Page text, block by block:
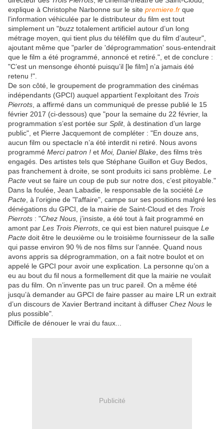
explique à Christophe Narbonne sur le site premiere.fr que
l'information véhiculée par le distributeur du film est tout
simplement un "buzz totalement artificiel autour d’un long
métrage moyen, qui tient plus du téléfilm que du film d’auteur",
ajoutant même que "parler de 'déprogrammation' sous-entendrait
que le film a été programmé, annoncé et retiré.", et de conclure :
"C’est un mensonge éhonté puisqu’il [le film] n’a jamais été
retenu !".
De son côté, le groupement de programmation des cinémas
indépendants (GPCI) auquel appartient l'exploitant des Trois
Pierrots , a affirmé dans un communiqué de presse publié le 15
février 2017 (ci-dessous) que "pour la semaine du 22 février, la
programmation s’est portée sur Split, à destination d’un large
public", et Pierre Jacquemont de compléter : "En douze ans,
aucun film ou spectacle n’a été interdit ni retiré. Nous avons
programmé Merci patron ! et Moi, Daniel Blake , des films très
engagés. Des artistes tels que Stéphane Guillon et Guy Bedos,
pas franchement à droite, se sont produits ici sans problème. Le
Pacte veut se faire un coup de pub sur notre dos, c’est pitoyable."
Dans la foulée, Jean Labadie, le responsable de la société Le
Pacte , à l'origine de "l'affaire", campe sur ses positions malgré les
dénégations du GPCI, de la mairie de Saint-Cloud et des Trois
Pierrots : "Chez Nous, j’insiste, a été tout à fait programmé en
amont par Les Trois Pierrots , ce qui est bien naturel puisque Le
Pacte doit être le deuxième ou le troisième fournisseur de la salle
qui passe environ 90 % de nos films sur l’année. Quand nous
avons appris sa déprogrammation, on a fait notre boulot et on
appelé le GPCI pour avoir une explication. La personne qu’on a
eu au bout du fil nous a formellement dit que la mairie ne voulait
pas du film. On n’invente pas un truc pareil. On a même été
jusqu’à demander au GPCI de faire passer au maire LR un extrait
d’un discours de Xavier Bertrand incitant à diffuser Chez Nous le
plus possible"
Difficile de dénouer le vrai du faux...
Publicité